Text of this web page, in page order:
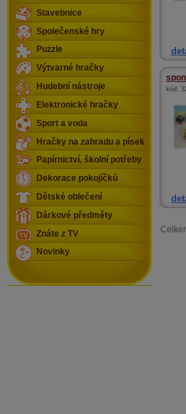
kód:
Stavebnice
Společenské hry
Puzzle
Výtvarné hračky
Hudební nástroje
Elektronické hračky
Sport a voda
Hračky na zahradu a písek
Papírnictví, školní potřeby
Dekorace pokojíčků
Dětské oblečení
Dárkové předměty
Znáte z TV
Novinky